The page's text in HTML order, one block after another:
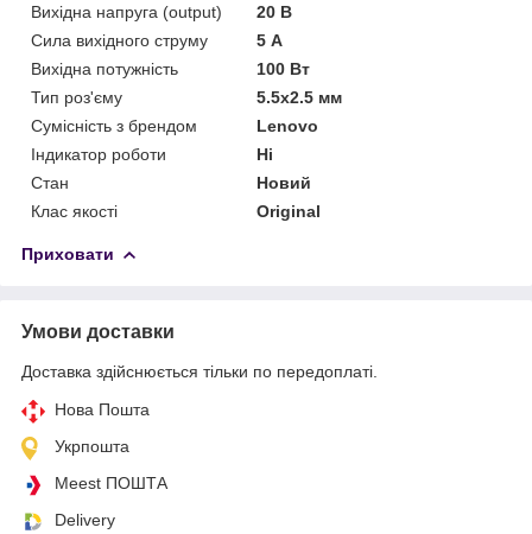
Вихідна напруга (output)
20 В
Сила вихідного струму
5 А
Вихідна потужність
100 Вт
Тип роз'єму
5.5x2.5 мм
Сумісність з брендом
Lenovo
Індикатор роботи
Ні
Стан
Новий
Клас якості
Original
Приховати
Умови доставки
Доставка здійснюється тільки по передоплаті.
Нова Пошта
Укрпошта
Meest ПОШТА
Delivery